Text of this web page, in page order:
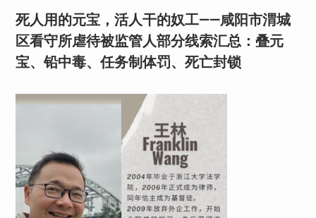
死人用的元宝，活人干的奴工——咸阳市渭城
区看守所虐待被监管人部分线索汇总：叠元
宝、铅中毒、任务制体罚、死亡封锁